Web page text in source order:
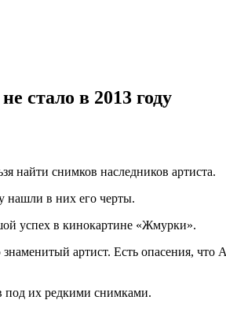
стало в 2013 году
найти снимков наследников артиста.
нашли в них его черты.
успех в кинокартине «Жмурки».
артист. Есть опасения, что
под их редкими снимками.